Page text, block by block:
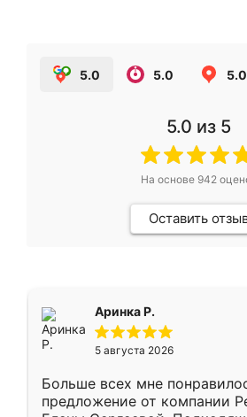
5.0 5.0 5.0
5.0 из 5
На основе 942
Оставить
Аринка Р.
5 августа 2026
Больше всех мне
предложение от компании